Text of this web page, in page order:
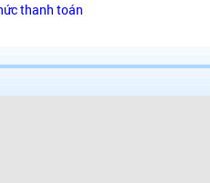
thanh toán